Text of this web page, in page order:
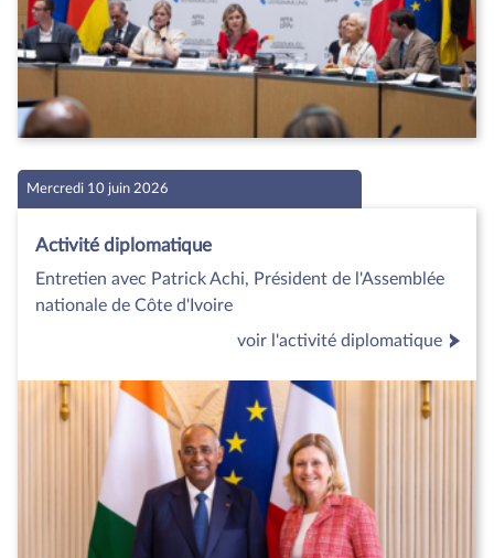
Mercredi 10 juin 2026
Activité diplomatique
Entretien avec Patrick Achi, Président de l'Assemblée
nationale de Côte d'Ivoire
voir l'activité diplomatique